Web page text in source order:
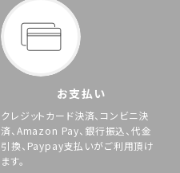
お支払い
クレジットカード決済、コンビニ決
済、Amazon Pay、銀行振込、代金
引換、Paypay支払いがご利用頂け
ます。